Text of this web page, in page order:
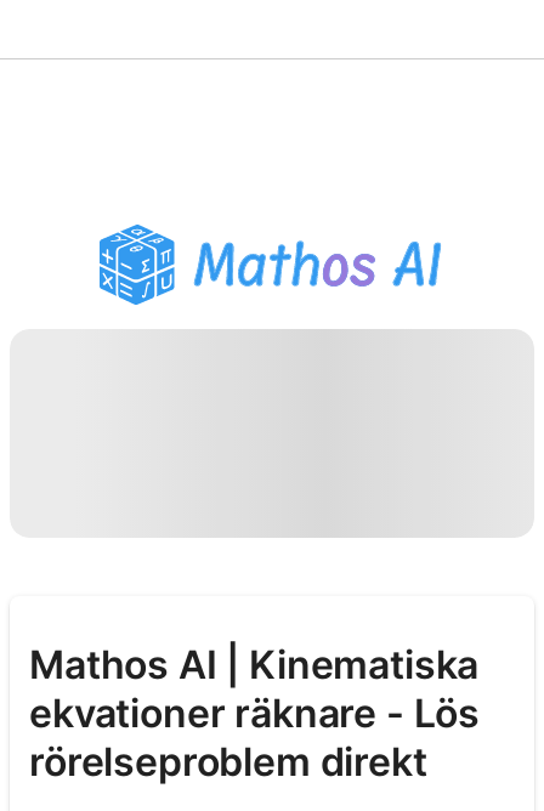
PDF Läxhjälp
Studieverktyg
Mathos AI | Kinematiska
ekvationer räknare - Lös
rörelseproblem direkt